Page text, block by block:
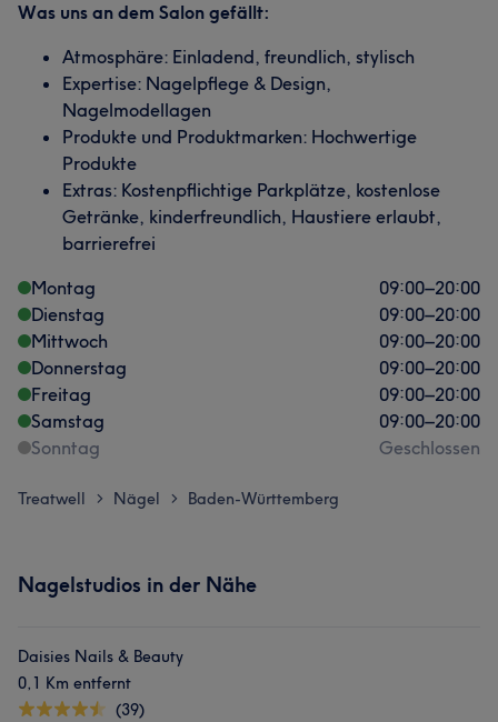
Was uns an dem Salon gefällt:
Atmosphäre: Einladend, freundlich, stylisch
Expertise: Nagelpflege & Design,
Nagelmodellagen
Produkte und Produktmarken: Hochwertige
Produkte
Extras: Kostenpflichtige Parkplätze, kostenlose
Getränke, kinderfreundlich, Haustiere erlaubt,
barrierefrei
Montag
09:00–20:00
Dienstag
09:00–20:00
Mittwoch
09:00–20:00
Donnerstag
09:00–20:00
Freitag
09:00–20:00
Samstag
09:00–20:00
Sonntag
Geschlossen
Treatwell > Nägel > Baden-Württemberg
Nagelstudios in der Nähe
Daisies Nails & Beauty
0,1 Km entfernt
(39)